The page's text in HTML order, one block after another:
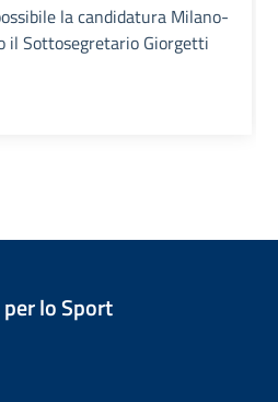
la candidatura Milano-
il Sottosegretario Giorgetti
lo Sport